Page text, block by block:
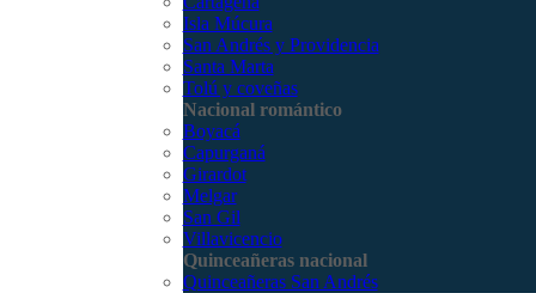
Isla Múcura
San Andrés y Providencia
Santa Marta
Tolú y coveñas
Nacional romántico
Boyacá
Capurganá
Girardot
Melgar
San Gil
Villavicencio
Quinceañeras nacional
Quinceañeras San Andrés